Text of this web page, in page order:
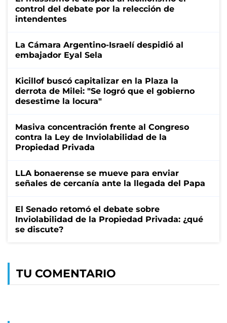
control del debate por la relección de
intendentes
La Cámara Argentino-Israelí despidió al
embajador Eyal Sela
Kicillof buscó capitalizar en la Plaza la
derrota de Milei: "Se logró que el gobierno
desestime la locura"
Masiva concentración frente al Congreso
contra la Ley de Inviolabilidad de la
Propiedad Privada
LLA bonaerense se mueve para enviar
señales de cercanía ante la llegada del Papa
El Senado retomó el debate sobre
Inviolabilidad de la Propiedad Privada: ¿qué
se discute?
TU COMENTARIO